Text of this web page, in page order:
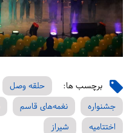
برچسب ها: حلقه وصل
جشنواره
نغمه‌های قاسم
اختتامیه
شیراز